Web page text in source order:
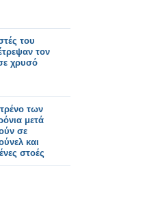
του
τον
χρυσό
των
μετά
σε
και
στοές